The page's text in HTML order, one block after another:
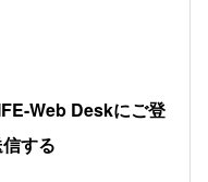
Web Deskにご登
する